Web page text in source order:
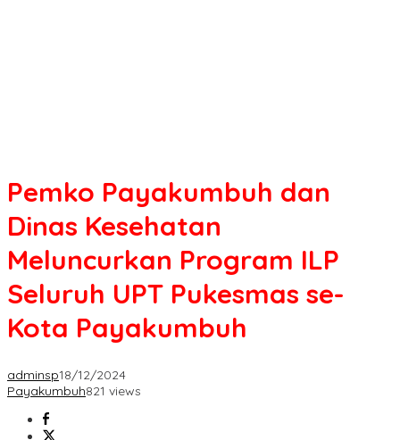
Pemko Payakumbuh dan
Dinas Kesehatan
Meluncurkan Program ILP
Seluruh UPT Pukesmas se-
Kota Payakumbuh
adminsp18/12/2024
Payakumbuh821 views